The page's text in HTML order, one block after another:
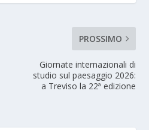
PROSSIMO
Giornate internazionali di
studio sul paesaggio 2026:
a Treviso la 22ª edizione